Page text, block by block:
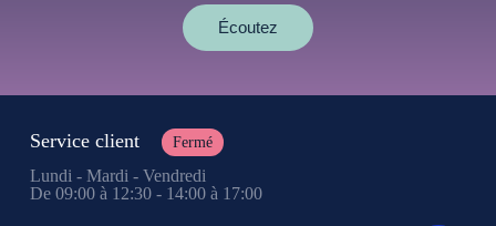
Écoutez
Service client Fermé
Lundi - Mardi - Vendredi
De 09:00 à 12:30 - 14:00 à 17:00